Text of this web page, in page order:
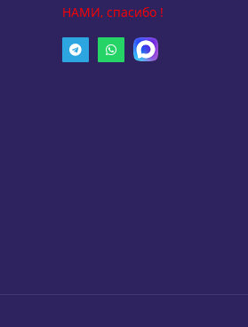
НАМИ, спасибо !